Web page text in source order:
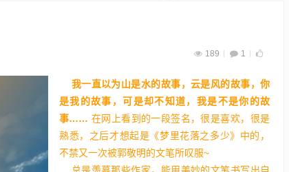
189 1
我一直以为山是水的故事，云是风的故事，你
是我的故事，可是却不知道，我是不是你的故
事…… 在网上看到的一段签名，很是喜欢，很是
熟悉，之后才想起是《梦里花落之多少》中的，
不禁又一次被郭敬明的文笔所叹服~